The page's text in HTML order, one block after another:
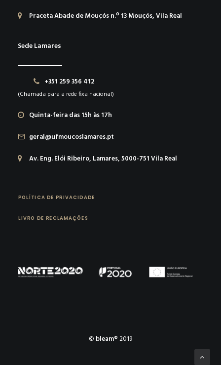
Praceta Abade de Mouçós n.º 13 Mouçós, Vila Real
Sede Lamares
+351 259 356 412
(Chamada para a rede fixa nacional)
Quinta-feira das 15h às 17h
geral@ufmoucoslamares.pt
Av. Eng. Elói Ribeiro, Lamares, 5000-751 Vila Real
POLÍTICA DE PRIVACIDADE
LIVRO DE RECLAMAÇÕES
© bleam®2019